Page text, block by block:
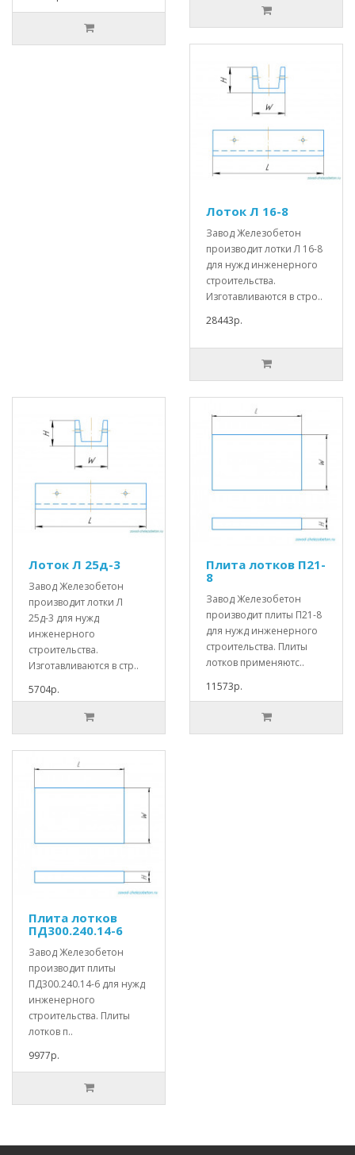
Лоток Л 16-8
Завод Железобетон
производит лотки Л 16-8
для нужд инженерного
строительства.
Изготавливаются в стро..
28443р.
Лоток Л 25д-3
Завод Железобетон
производит лотки Л
25д-3 для нужд
инженерного
строительства.
Изготавливаются в стр..
5704р.
Плита лотков П21-
8
Завод Железобетон
производит плиты П21-8
для нужд инженерного
строительства. Плиты
лотков применяютс..
11573р.
Плита лотков
ПД300.240.14-6
Завод Железобетон
производит плиты
ПД300.240.14-6 для нужд
инженерного
строительства. Плиты
лотков п..
9977р.